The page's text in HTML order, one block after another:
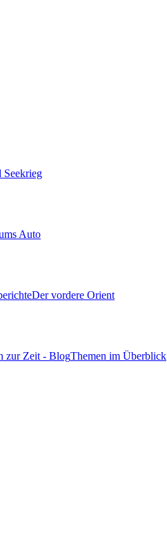
Auto
Der vordere Orient
zur Zeit - BlogThemen im Überblick